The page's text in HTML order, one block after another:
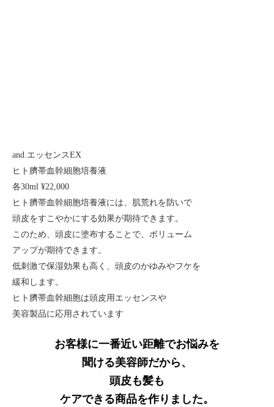
and.エッセンスEX
ヒト臍帯血幹細胞培養液
各30ml ¥22,000
ヒト臍帯血幹細胞培養液には、肌荒れを防いで
頭皮をすこやかにする効果が期待できます。
このため、頭皮に塗布することで、ボリューム
アップが期待できます。
低刺激で保湿効果も高く、頭皮のかゆみやフケを
緩和します。
ヒト臍帯血幹細胞は頭皮用エッセンスや
美容製品に応用されています
お客様に一番近い距離でお悩みを
聞ける美容師だから、
頭皮も髪も
ケアできる商品を作りました。